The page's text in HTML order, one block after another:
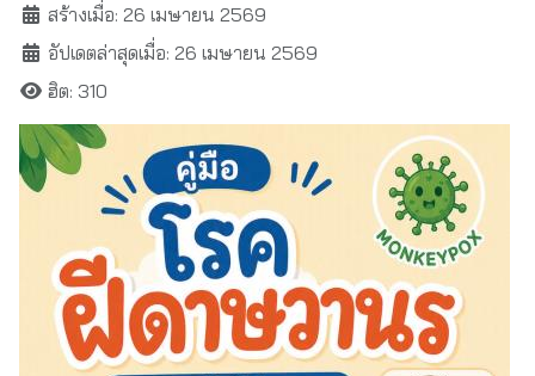
สร้างเมื่อ: 26 เมษายน 2569
อัปเดตล่าสุดเมื่อ: 26 เมษายน 2569
ฮิต: 310